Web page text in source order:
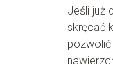
Jeśli już
skręcać